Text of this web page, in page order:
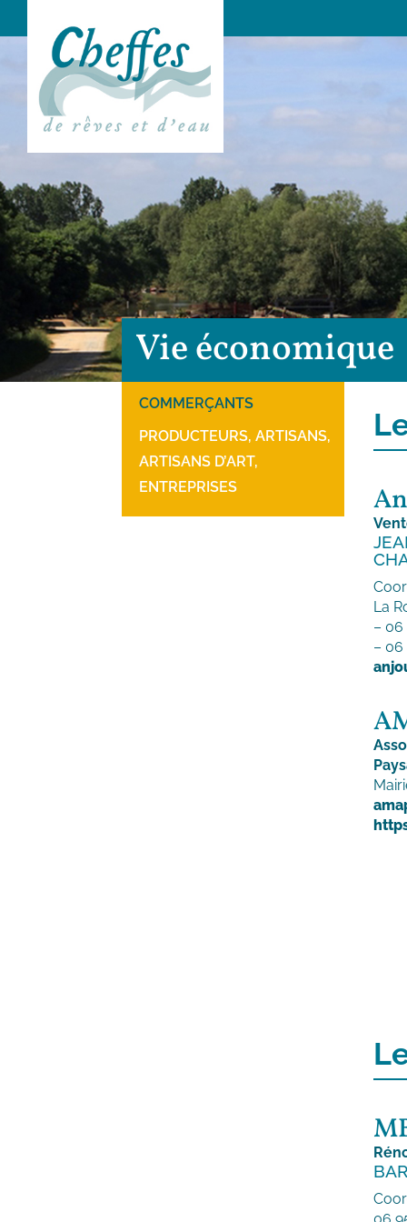
Vie économique
COMMERÇANTS
PRODUCTEURS, ARTISANS,
ARTISANS D’ART,
ENTREPRISES
La
– 06
– 06
06